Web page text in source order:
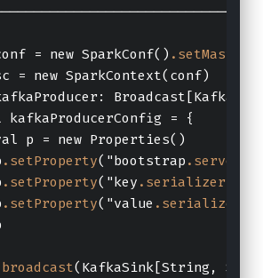
= new SparkConf()
.setMaster
= new SparkContext(conf)
kafkaProducerConfig = {
p = new Properties()
.setProperty("bootstrap .servers
.setProperty("key .serializer
.setProperty("value .serializer
(KafkaSink[String,